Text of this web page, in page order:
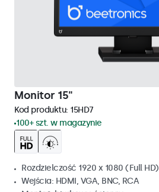
Monitor 15"
Kod produktu: 15HD7
100+ szt. w magazynie
Rozdzielczość 1920 x 1080 (Full HD)
Wejścia: HDMI, VGA, BNC, RCA